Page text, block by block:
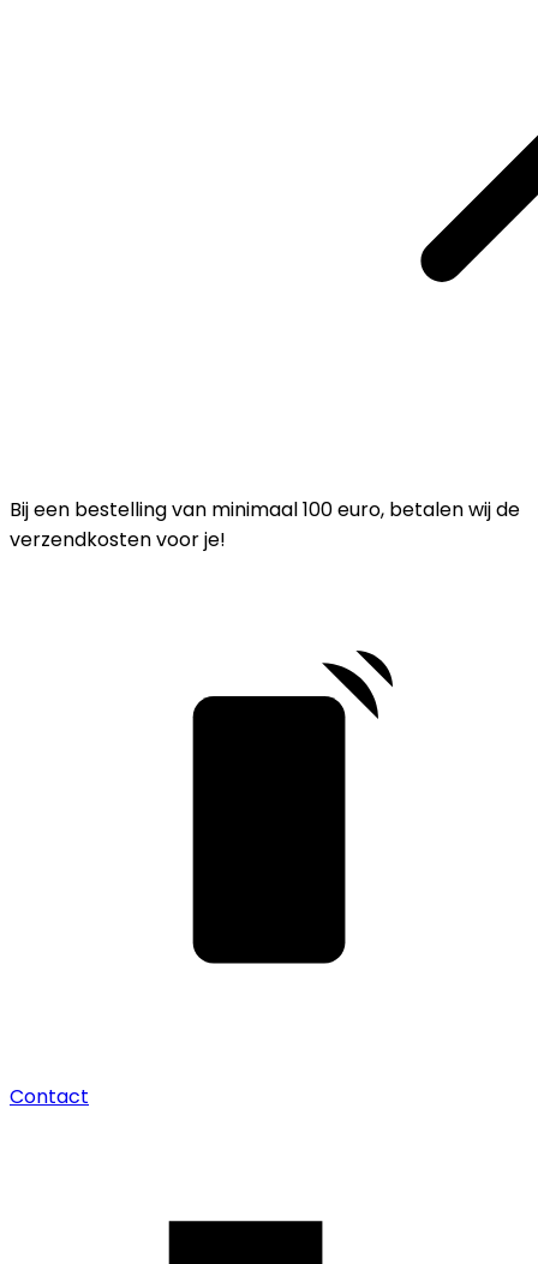
Bij een bestelling van minimaal 100 euro, betalen wij de
verzendkosten voor je!
Contact